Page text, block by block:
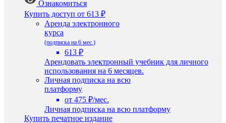
Ознакомиться
Купить доступ от 613 ₽
Аренда электронного
курса
(подписка на 6 мес.)
613 ₽
Арендовать электронный учебник для личного
использования на 6 месяцев.
Личная подписка на всю
платформу
от 475 ₽/мес.
Личная подписка на всю платформу
Купить печатное издание